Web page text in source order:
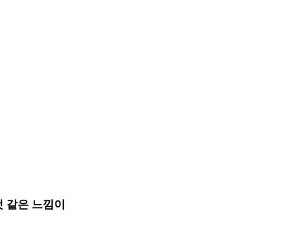
같은 느낌이